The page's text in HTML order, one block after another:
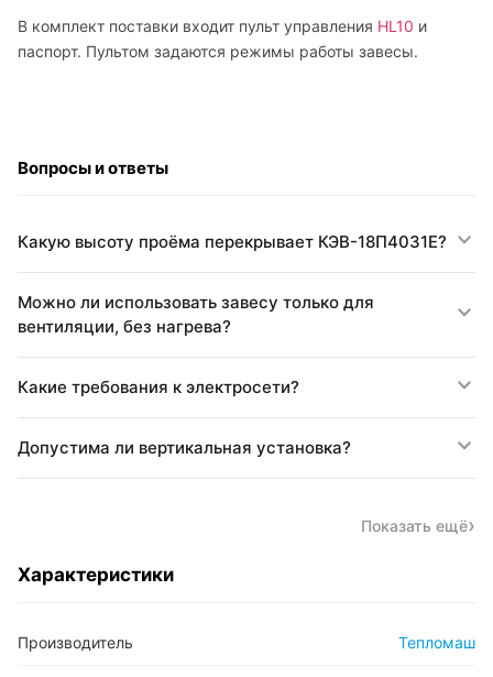
В комплект поставки входит пульт управления HL10 и
паспорт. Пультом задаются режимы работы завесы.
Вопросы и ответы
Какую высоту проёма перекрывает КЭВ-18П4031E?
Можно ли использовать завесу только для
вентиляции, без нагрева?
Какие требования к электросети?
Допустима ли вертикальная установка?
Показать ещё
Характеристики
Производитель Тепломаш